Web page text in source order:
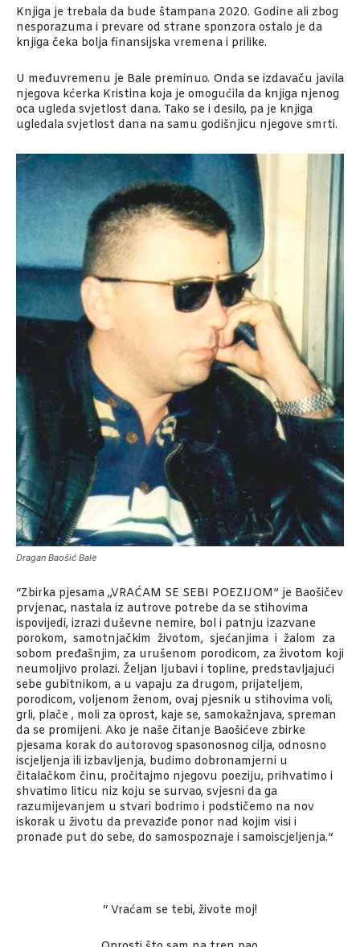
Knjiga je trebala da bude štampana 2020. Godine ali zbog
nesporazuma i prevare od strane sponzora ostalo je da
knjiga čeka bolja finansijska vremena i prilike.
U međuvremenu je Bale preminuo. Onda se izdavaču javila
njegova kćerka Kristina koja je omogućila da knjiga njenog
oca ugleda svjetlost dana. Tako se i desilo, pa je knjiga
ugledala svjetlost dana na samu godišnjicu njegove smrti.
Dragan Baošić Bale
“Zbirka pjesama ,,VRAĆAM SE SEBI POEZIJOM” je Baošičev
prvjenac, nastala iz autrove potrebe da se stihovima
ispovijedi, izrazi duševne nemire, bol i patnju izazvane
porokom, samotnjačkim životom, sjećanjima i žalom za
sobom pređašnjim, za urušenom porodicom, za životom koji
neumoljivo prolazi. Željan ljubavi i topline, predstavljajući
sebe gubitnikom, a u vapaju za drugom, prijateljem,
porodicom, voljenom ženom, ovaj pjesnik u stihovima voli,
grli, plače , moli za oprost, kaje se, samokažnjava, spreman
da se promijeni. Ako je naše čitanje Baošićeve zbirke
pjesama korak do autorovog spasonosnog cilja, odnosno
iscjeljenja ili izbavljenja, budimo dobronamjerni u
čitalačkom činu, pročitajmo njegovu poeziju, prihvatimo i
shvatimo liticu niz koju se survao, svjesni da ga
razumijevanjem u stvari bodrimo i podstičemo na nov
iskorak u životu da prevaziđe ponor nad kojim visi i
pronađe put do sebe, do samospoznaje i samoiscjeljenja.”
“ Vraćam se tebi, živote moj!